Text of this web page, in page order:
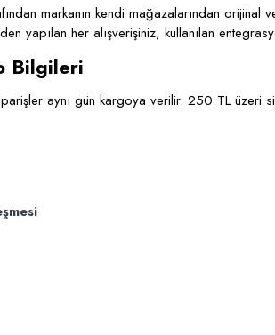
markanın kendi mağazalarından
yapılan her alışverişiniz, kullanılan
Bilgileri
aynı gün kargoya verilir. 250 TL üzeri